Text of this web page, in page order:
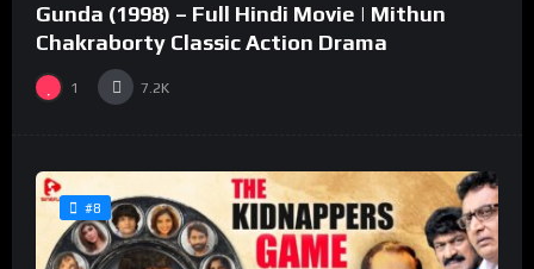
Gunda (1998) – Full Hindi Movie | Mithun
Chakraborty Classic Action Drama
1 7.2K
#8